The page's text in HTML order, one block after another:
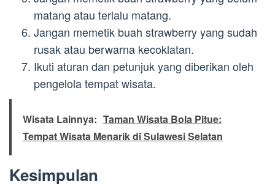
matang atau terlalu matang.
Jangan memetik buah strawberry yang sudah
rusak atau berwarna kecoklatan.
Ikuti aturan dan petunjuk yang diberikan oleh
pengelola tempat wisata.
Wisata Lainnya: Taman Wisata Bola Pitue:
Tempat Wisata Menarik di Sulawesi Selatan
Kesimpulan